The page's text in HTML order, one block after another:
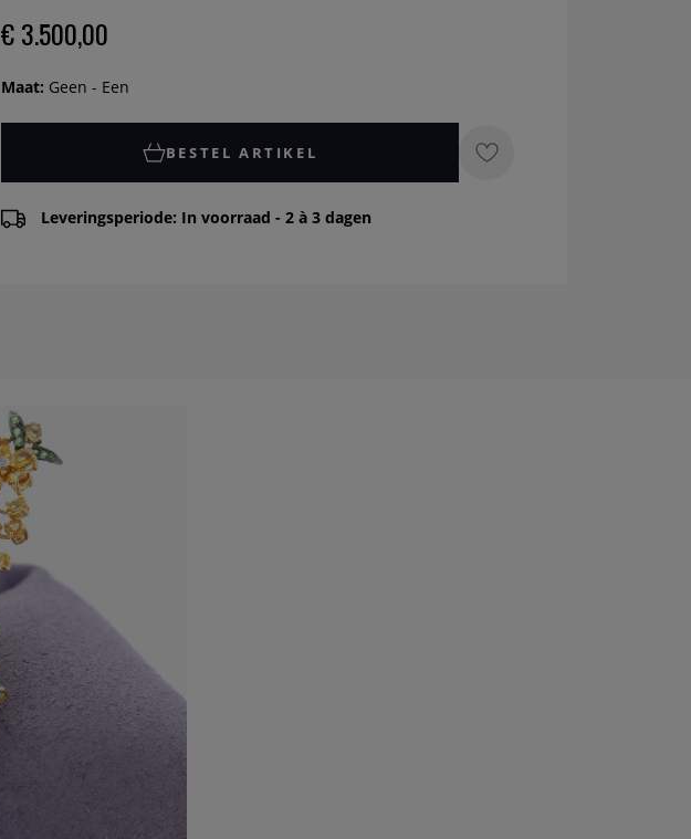
€ 3.500,00
Maat: Geen - Een
BESTEL ARTIKEL
Leveringsperiode: In voorraad - 2 à 3 dagen